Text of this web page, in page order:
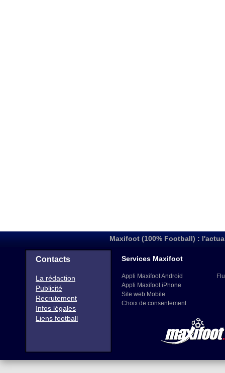
Maxifoot (100% Football) :
Contacts
La rédaction
Publicité
Recrutement
Infos légales
Liens football
Services Maxifoot
Appli Maxifoot Android
Appli Maxifoot iPhone
Site web Mobile
Choix de consentement